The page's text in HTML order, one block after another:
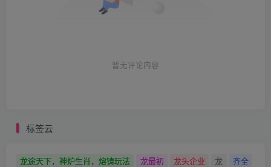
暂无评论内容
标签云
龙途天下，神炉生肖，熔铸玩法 龙最初 龙头企业 龙
齐全